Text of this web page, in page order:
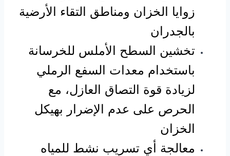
زوايا الخزان ومناطق التقاء الأرضية
بالجدران
تخشين السطح الأملس للخرسانة
باستخدام معدات السفع الرملي
لزيادة قوة التصاق العازل، مع
الحرص على عدم الإضرار بهيكل
الخزان
معالجة أي تسريب نشط للمياه